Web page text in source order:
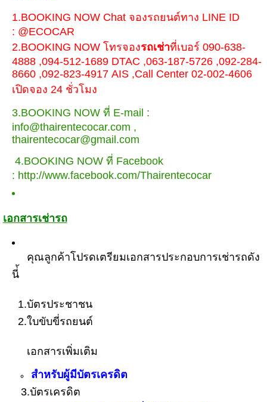
1.BOOKING NOW Chat จองรถยนต์ทาง LINE ID
: @ECOCAR
2.BOOKING NOW โทรจองรถเช่าที่เบอร์ 090-638-
4888 ,094-512-1689 DTAC ,063-187-5726 ,092-284-
8660 ,092-823-4917 AIS ,Call Center 02-002-4606
เปิดจอง 24 ชั่วโมง
3.BOOKING NOW ที่ E-mail :
info@thairentecocar.com ,
thairentecocar@gmail.com
4.BOOKING NOW ที่ Facebook
: http://www.facebook.com/Thairentecocar
เอกสารเช่ารถ
คุณลูกค้าโปรดเตรียมเอกสารประกอบการเช่ารถดัง
นี่้
1.บัตรประชาชน
2.ใบขับขี่รถยนต์
เอกสารเพิ่มเติม
สำหรับผู้มีบัตรเครดิต
3.บัตรเครดิต